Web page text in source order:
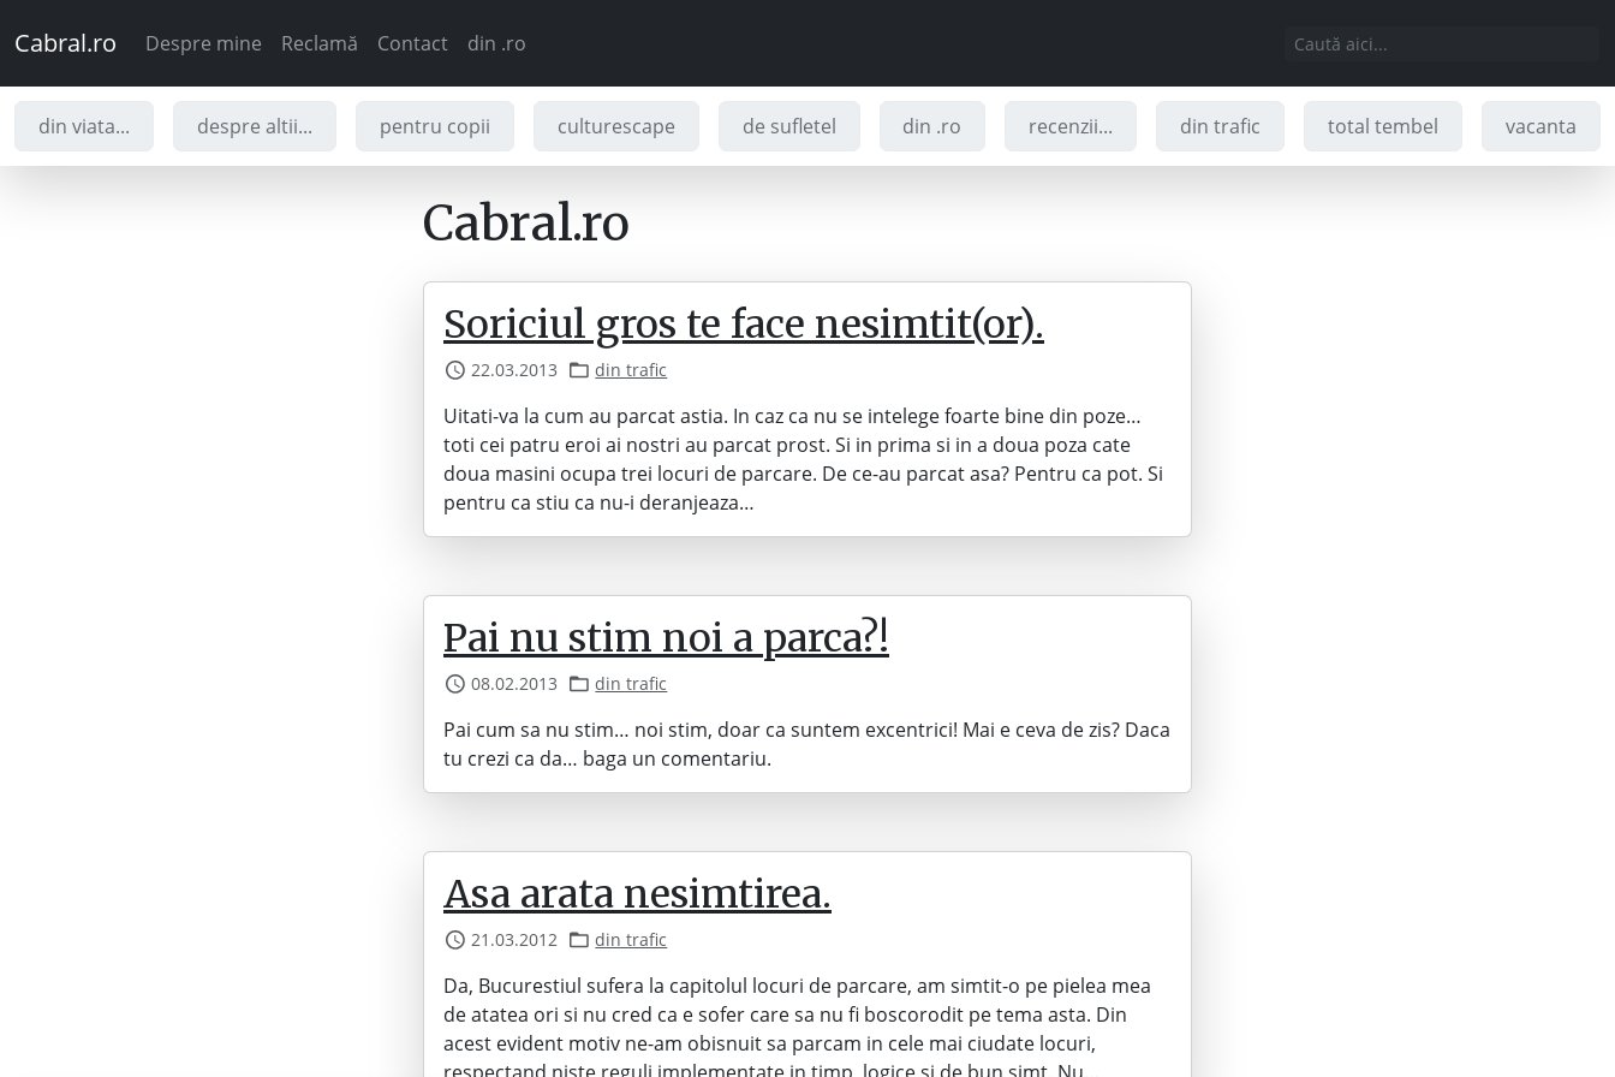
Cabral.ro Despre mine Reclamă Contact din .ro
din viata... despre altii... pentru copii culturescape de sufletel din .ro recenzii... din trafic total tembel vacanta
Cabral.ro
Soriciul gros te face nesimtit(or).
22.03.2013 din trafic
Uitati-va la cum au parcat astia. In caz ca nu se intelege foarte bine din poze…
toti cei patru eroi ai nostri au parcat prost. Si in prima si in a doua poza cate
doua masini ocupa trei locuri de parcare. De ce-au parcat asa? Pentru ca pot. Si
pentru ca stiu ca nu-i deranjeaza…
Pai nu stim noi a parca?!
08.02.2013 din trafic
Pai cum sa nu stim… noi stim, doar ca suntem excentrici! Mai e ceva de zis? Daca
tu crezi ca da… baga un comentariu.
Asa arata nesimtirea.
21.03.2012 din trafic
Da, Bucurestiul sufera la capitolul locuri de parcare, am simtit-o pe pielea mea
de atatea ori si nu cred ca e sofer care sa nu fi boscorodit pe tema asta. Din
acest evident motiv ne-am obisnuit sa parcam in cele mai ciudate locuri,